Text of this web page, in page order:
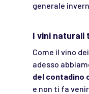
generale
I vini naturali
Come il vino
adesso
del contadino
e non ti fa